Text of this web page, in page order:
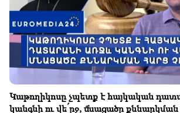
Հորմուզի նեղուցը կարող է կորցնել իր
ռազմավարական նշանակությունը
21:10
Ստեփանավանում ռուս կինը փորձել
ինքնասպանություն գործել
Կաթողիկոսը չպետք է հայկական
կանգնի ու վե՛րջ, մնացածը քննարկման